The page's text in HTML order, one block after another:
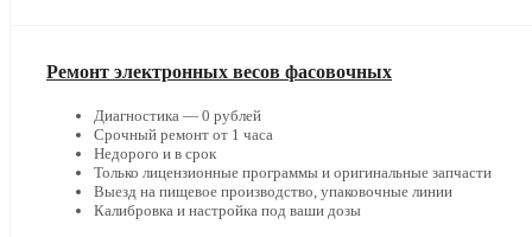
Ремонт электронных весов фасовочных
Диагностика — 0 рублей
Срочный ремонт от 1 часа
Недорого и в срок
Только лицензионные программы и оригинальные запчасти
Выезд на пищевое производство, упаковочные линии
Калибровка и настройка под ваши дозы